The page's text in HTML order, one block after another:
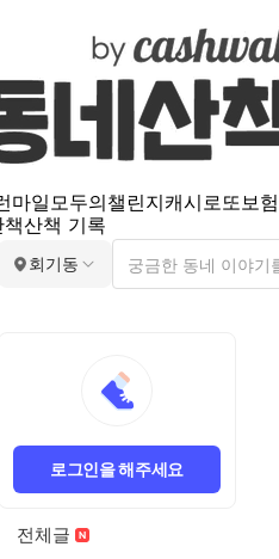
마일모두의챌린지캐시로또보험
산책 기록
회기동
로그인을 해주세요
전체글